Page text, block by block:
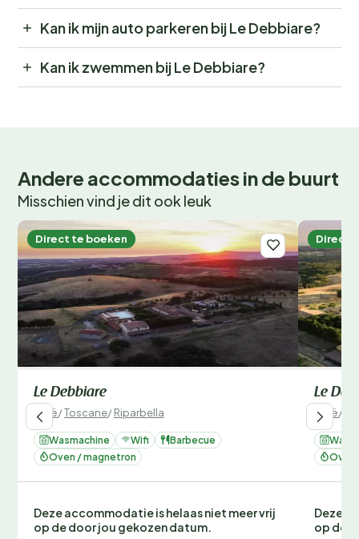
Kan ik mijn auto parkeren bij Le Debbiare?
Kan ik zwemmen bij Le Debbiare?
Andere accommodaties in de buurt
Misschien vind je dit ook leuk
Direct te boeken
Le Debbiare
Italië/Toscane/Riparbella
Wasmachine Wifi
Barbecue
Oven / magnetron
Deze accommodatie is helaas niet meer vrij
op de door jou gekozen datum.
Direct
Le
Italië/
Oven
Deze
op de